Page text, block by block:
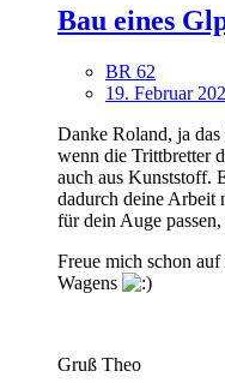
Bau eines
BR 62
19. Februar
Danke Roland, ja
wenn die Trittbretter
auch aus Kunststoff.
dadurch deine Arbeit
für dein Auge
Freue mich schon
Wagens
Gruß Theo